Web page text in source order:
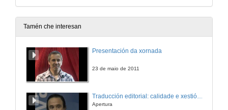
Tamén che interesan
Presentación da xornada
23 de maio de 2011
Traducción editorial: calidade e xestión de proxectos
Apertura